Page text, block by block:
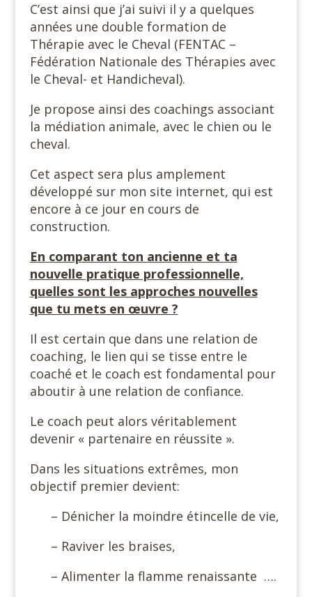
C’est ainsi que j’ai suivi il y a quelques
années une double formation de
Thérapie avec le Cheval (FENTAC –
Fédération Nationale des Thérapies avec
le Cheval- et Handicheval).
Je propose ainsi des coachings associant
la médiation animale, avec le chien ou le
cheval.
Cet aspect sera plus amplement
développé sur mon site internet, qui est
encore à ce jour en cours de
construction.
En comparant ton ancienne et ta
nouvelle pratique professionnelle,
quelles sont les approches nouvelles
que tu mets en œuvre ?
Il est certain que dans une relation de
coaching, le lien qui se tisse entre le
coaché et le coach est fondamental pour
aboutir à une relation de confiance.
Le coach peut alors véritablement
devenir « partenaire en réussite ».
Dans les situations extrêmes, mon
objectif premier devient:
– Dénicher la moindre étincelle de vie,
– Raviver les braises,
– Alimenter la flamme renaissante ….